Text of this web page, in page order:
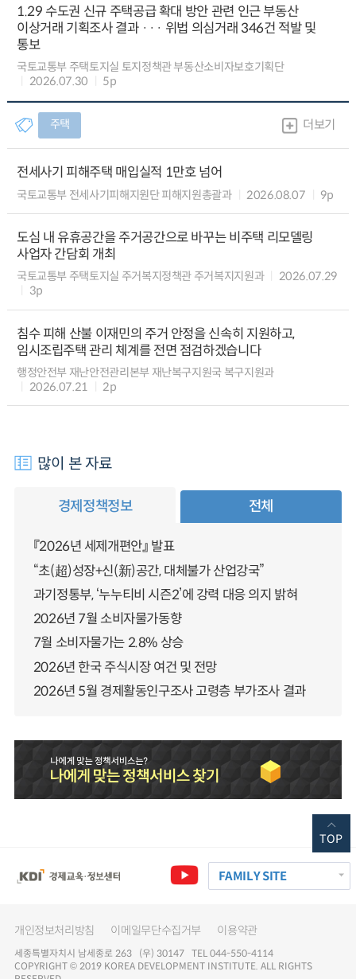
1.29 수도권 신규 주택공급 확대 방안 관련 인근 부동산
이상거래 기획조사 결과 ··· 위법 의심거래 346건 적발 및
통보
국토교통부 주택토지실 토지정책관 부동산소비자보호기획단
2026.07.30
5p
주택 더보기
전세사기 피해주택 매입실적 1만호 넘어
국토교통부 전세사기피해지원단 피해지원총괄과 2026.08.07 9p
도심 내 유휴공간을 주거공간으로 바꾸는 비주택 리모델링
사업자 간담회 개최
국토교통부 주택토지실 주거복지정책관 주거복지지원과
2026.07.29
3p
침수 피해 산불 이재민의 주거 안정을 신속히 지원하고,
임시조립주택 관리 체계를 전면 점검하겠습니다
행정안전부 재난안전관리본부 재난복구지원국 복구지원과
2026.07.21
2p
많이 본 자료
경제정책정보 전체
『2026년 세제개편안』 발표
“초(超)성장+신(新)공간, 대체불가 산업강국”
과기정통부, ‘누누티비 시즌2’에 강력 대응 의지 밝혀
2026년 7월 소비자물가동향
7월 소비자물가는 2.8% 상승
2026년 한국 주식시장 여건 및 전망
2026년 5월 경제활동인구조사 고령층 부가조사 결과
FAMILY SITE
개인정보처리방침 이메일무단수집거부 이용약관
세종특별자치시 남세종로 263 (우) 30147 TEL 044-550-4114
COPYRIGHT © 2019 KOREA DEVELOPMENT INSTITUTE. ALL RIGHTS
TOP